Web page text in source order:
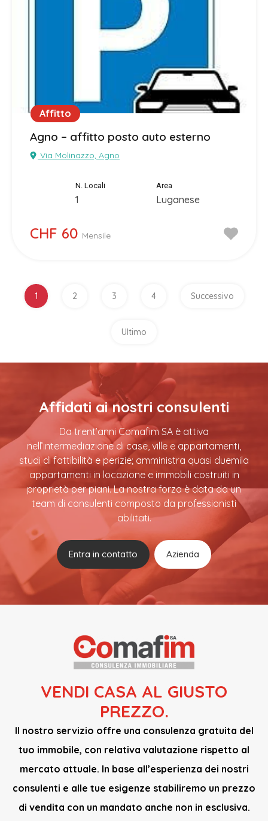
Affitto
Agno – affitto posto auto esterno
Via Molinazzo, Agno
N. Locali
1
Area
Luganese
CHF 60 Mensile
1 2 3 4 Successivo
Ultimo
Affidati ai nostri consulenti
Da trent’anni Comafim SA è attiva
nell’intermediazione di case, ville e appartamenti,
studi di fattibilità e perizie; amministra quasi duemila
appartamenti in locazione e immobili costruiti in
proprietà per piani. La nostra forza è data da un
team di consulenti composto da professionisti
abilitati.
Entra in contatto Azienda
VENDI CASA AL GIUSTO
PREZZO.
Il nostro servizio offre una consulenza gratuita del
tuo immobile, con relativa valutazione rispetto al
mercato attuale. In base all’esperienza dei nostri
consulenti e alle tue esigenze stabiliremo un prezzo
di vendita con un mandato anche non in esclusiva.